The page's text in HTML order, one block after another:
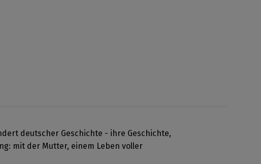
deutscher Geschichte - ihre Geschichte,
mit der Mutter, einem Leben voller